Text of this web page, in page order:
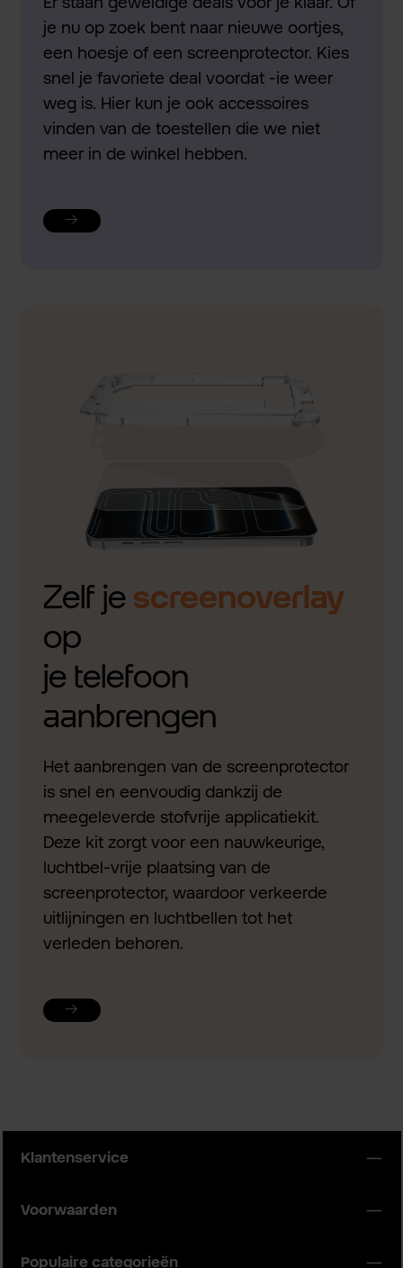
je nu op zoek bent naar nieuwe oortjes,
een hoesje of een screenprotector. Kies
snel je favoriete deal voordat -ie weer
weg is. Hier kun je ook accessoires
vinden van de toestellen die we niet
meer in de winkel hebben.
Zelf je screenoverlay
op
je telefoon
aanbrengen
Het aanbrengen van de screenprotector
is snel en eenvoudig dankzij de
meegeleverde stofvrije applicatiekit.
Deze kit zorgt voor een nauwkeurige,
luchtbel-vrije plaatsing van de
screenprotector, waardoor verkeerde
uitlijningen en luchtbellen tot het
verleden behoren.
Klantenservice
Voorwaarden
Populaire categorieën